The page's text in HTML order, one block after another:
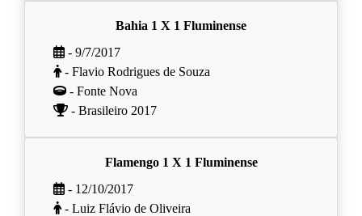
Bahia 1 X 1 Fluminense
- 9/7/2017
- Flavio Rodrigues de Souza
- Fonte Nova
- Brasileiro 2017
Flamengo 1 X 1 Fluminense
- 12/10/2017
- Luiz Flávio de Oliveira